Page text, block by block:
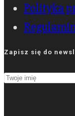
Polityka
Zapisz się do